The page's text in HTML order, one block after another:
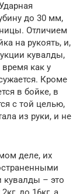
до 30 мм,
Отличием
на рукоять, и,
кувалды,
время как у
Кроме
в бойке, в
с той целью,
из руки, и не
деле, их
кувалды – это